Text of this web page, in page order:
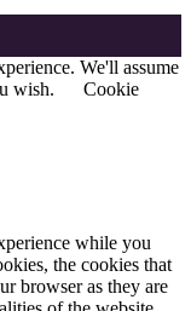
We'll assume
wish.
Cookie
while you
the cookies that
browser as they are